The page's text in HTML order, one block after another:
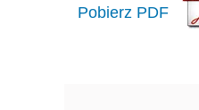
Pobierz PDF